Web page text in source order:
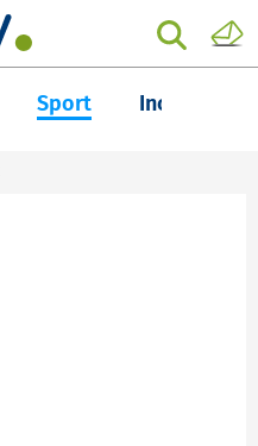
Sport Inchieste